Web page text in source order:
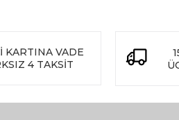
KARTINA VADE
4 TAKSİT